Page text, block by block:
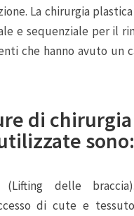
La chirurgia
e sequenziale per il
che hanno avuto un
di
sono:
(Lifting delle
di cute e